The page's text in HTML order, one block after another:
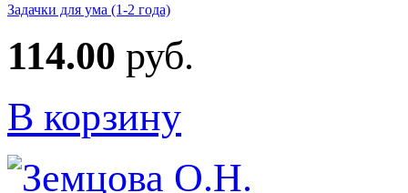
Задачки для ума (1-2 года)
114.00 руб.
В корзину